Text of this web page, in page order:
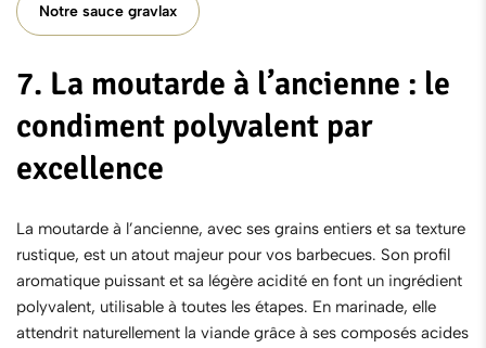
Notre sauce gravlax
7. La moutarde à l’ancienne : le
condiment polyvalent par
excellence
La moutarde à l’ancienne, avec ses grains entiers et sa texture
rustique, est un atout majeur pour vos barbecues. Son profil
aromatique puissant et sa légère acidité en font un ingrédient
polyvalent, utilisable à toutes les étapes. En marinade, elle
attendrit naturellement la viande grâce à ses composés acides